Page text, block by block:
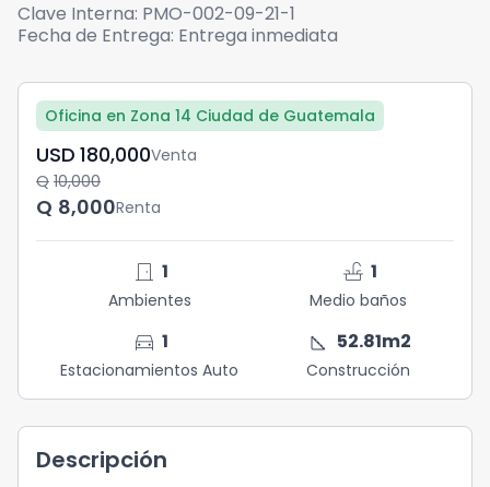
Clave Interna: PMO-002-09-21-1
Fecha de Entrega: Entrega inmediata
Oficina en Zona 14 Ciudad de Guatemala
USD	180,000Venta
Q	10,000
Q	8,000Renta
door_front 1
Ambientes
faucet 1
Medio baños
directions_car 1
Estacionamientos Auto
square_foot 52.81m2
Construcción
Descripción